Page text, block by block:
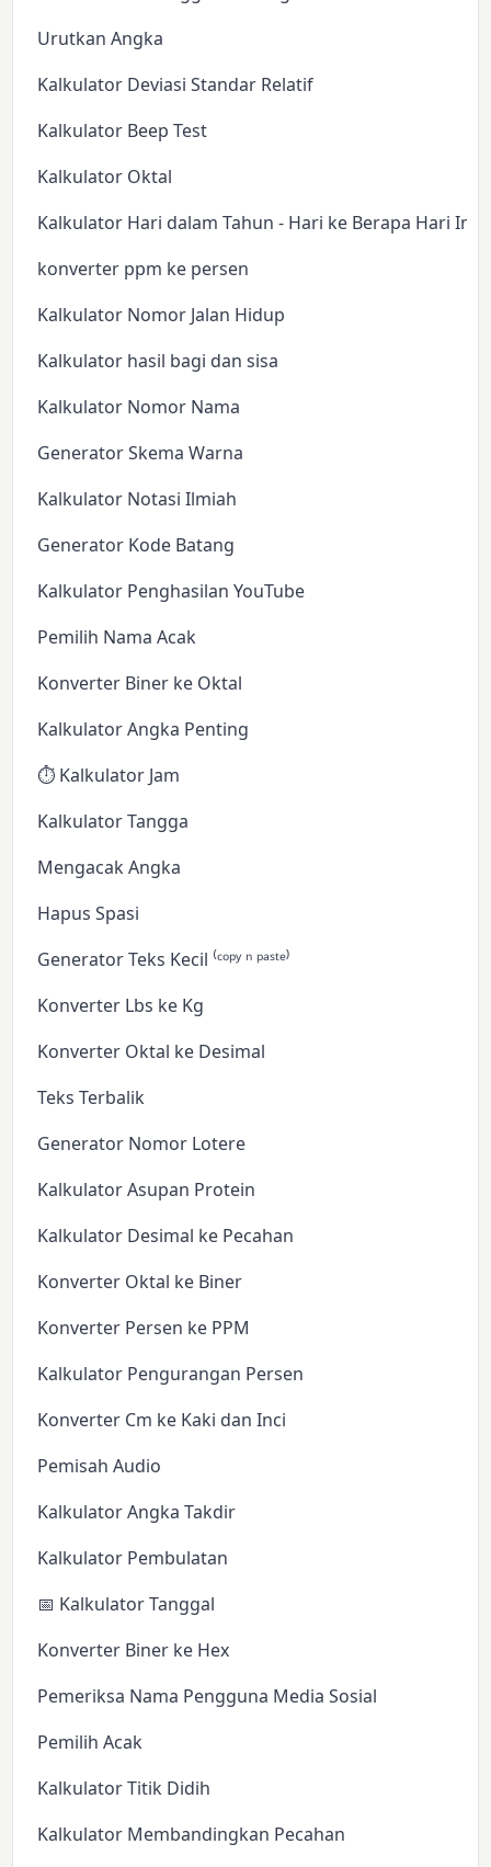
Urutkan Angka
Kalkulator Deviasi Standar Relatif
Kalkulator Beep Test
Kalkulator Oktal
Kalkulator Hari dalam Tahun - Hari ke Berapa Hari Ini?
konverter ppm ke persen
Kalkulator Nomor Jalan Hidup
Kalkulator hasil bagi dan sisa
Kalkulator Nomor Nama
Generator Skema Warna
Kalkulator Notasi Ilmiah
Generator Kode Batang
Kalkulator Penghasilan YouTube
Pemilih Nama Acak
Konverter Biner ke Oktal
Kalkulator Angka Penting
⏱️ Kalkulator Jam
Kalkulator Tangga
Mengacak Angka
Hapus Spasi
Generator Teks Kecil ⁽ᶜᵒᵖʸ ⁿ ᵖᵃˢᵗᵉ⁾
Konverter Lbs ke Kg
Konverter Oktal ke Desimal
Teks Terbalik
Generator Nomor Lotere
Kalkulator Asupan Protein
Kalkulator Desimal ke Pecahan
Konverter Oktal ke Biner
Konverter Persen ke PPM
Kalkulator Pengurangan Persen
Konverter Cm ke Kaki dan Inci
Pemisah Audio
Kalkulator Angka Takdir
Kalkulator Pembulatan
📅 Kalkulator Tanggal
Konverter Biner ke Hex
Pemeriksa Nama Pengguna Media Sosial
Pemilih Acak
Kalkulator Titik Didih
Kalkulator Membandingkan Pecahan